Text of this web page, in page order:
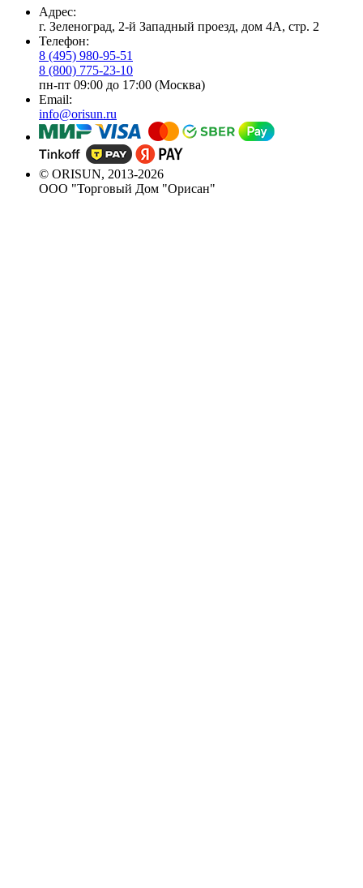
Адрес:
г. Зеленоград, 2-й Западный проезд, дом 4А, стр. 2
Телефон:
8 (495) 980-95-51
8 (800) 775-23-10
пн-пт 09:00 до 17:00 (Москва)
Email:
info@orisun.ru
© ORISUN, 2013-2026
ООО "Торговый Дом "Орисан"